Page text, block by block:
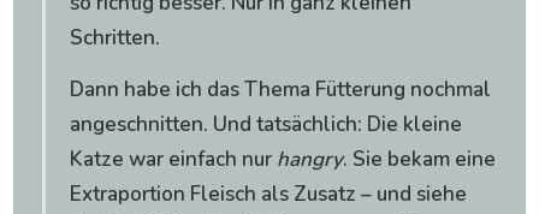
Schritten.
Dann habe ich das Thema Fütterung nochmal
angeschnitten. Und tatsächlich: Die kleine
Katze war einfach nur hangry. Sie bekam eine
Extraportion Fleisch als Zusatz – und siehe